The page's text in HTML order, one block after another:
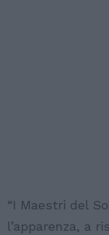
“I Maestri del
l’apparenza, a